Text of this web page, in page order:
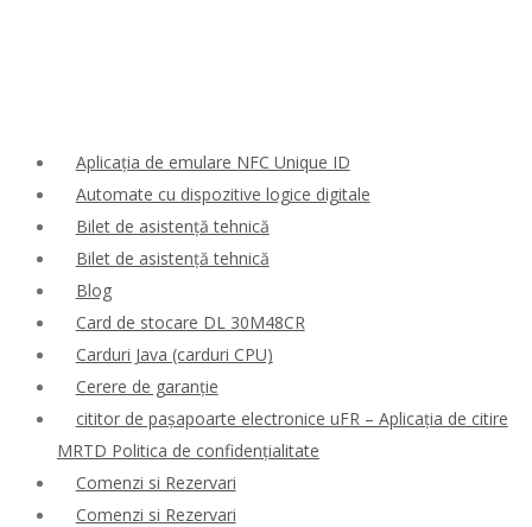
Aplicația de emulare NFC Unique ID
Automate cu dispozitive logice digitale
Bilet de asistență tehnică
Bilet de asistență tehnică
Blog
Card de stocare DL 30M48CR
Carduri Java (carduri CPU)
Cerere de garanție
cititor de pașapoarte electronice uFR – Aplicația de citire
MRTD Politica de confidențialitate
Comenzi si Rezervari
Comenzi si Rezervari